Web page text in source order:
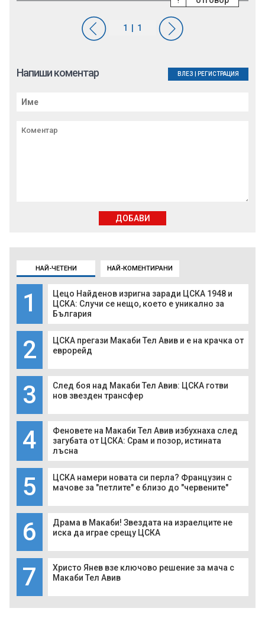
НАЙ-ЧЕТЕНИ НАЙ-КОМЕНТИРАНИ
1
Цецо Найденов изригна заради ЦСКА 1948 и
ЦСКА: Случи се нещо, което е уникално за
България
2
ЦСКА прегази Макаби Тел Авив и е на крачка от
еврорейд
3
След боя над Макаби Тел Авив: ЦСКА готви
нов звезден трансфер
4
Феновете на Макаби Тел Авив избухнаха след
загубата от ЦСКА: Срам и позор, истината
лъсна
5
ЦСКА намери новата си перла? Французин с
мачове за "петлите" е близо до "червените"
6
Драма в Макаби! Звездата на израелците не
иска да играе срещу ЦСКА
7
Христо Янев взе ключово решение за мача с
Макаби Тел Авив
Напиши коментар ВЛЕЗ РЕГИСТРАЦИЯ
ДОБАВИ